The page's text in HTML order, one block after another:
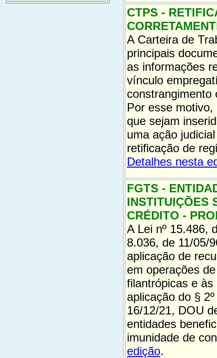
CTPS -
A Carteira de
principais
as informações
vínculo
constrangimento
Por esse
que sejam
uma ação
retificação de
Detalhes nesta
FGTS -
INSTITUIÇÕES
CRÉDITO -
A Lei nº 15.486,
8.036, de 11/05/
aplicação de
em operações
filantrópicas e
aplicação do §
16/12/21, DOU
entidades
imunidade de
edição.